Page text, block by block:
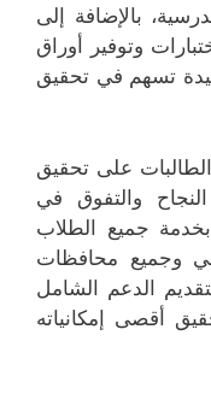
بالإضافة إلى
وتوفير أوراق
تسهم في تحقيق
على تحقيق
والتفوق في
جميع الطلاب
وجميع محافظات
الدعم الشامل
أقصى إمكانياته